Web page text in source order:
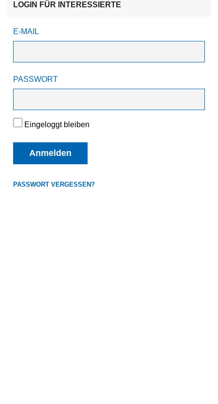
LOGIN FÜR INTERESSIERTE
E-MAIL
PASSWORT
Eingeloggt bleiben
Anmelden
PASSWORT VERGESSEN?